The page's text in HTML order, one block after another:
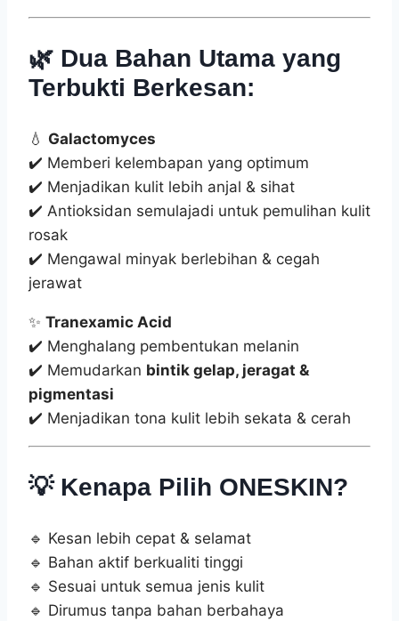
🌿 Dua Bahan Utama yang
Terbukti Berkesan:
💧 Galactomyces
✔️ Memberi kelembapan yang optimum
✔️ Menjadikan kulit lebih anjal & sihat
✔️ Antioksidan semulajadi untuk pemulihan kulit
rosak
✔️ Mengawal minyak berlebihan & cegah
jerawat
✨ Tranexamic Acid
✔️ Menghalang pembentukan melanin
✔️ Memudarkan bintik gelap, jeragat &
pigmentasi
✔️ Menjadikan tona kulit lebih sekata & cerah
💡 Kenapa Pilih ONESKIN?
🔹 Kesan lebih cepat & selamat
🔹 Bahan aktif berkualiti tinggi
🔹 Sesuai untuk semua jenis kulit
🔹 Dirumus tanpa bahan berbahaya